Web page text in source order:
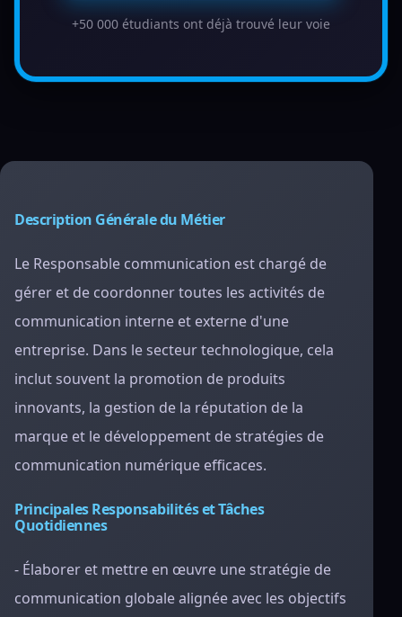
+50 000 étudiants ont déjà trouvé leur voie
Description Générale du Métier
Le Responsable communication est chargé de
gérer et de coordonner toutes les activités de
communication interne et externe d'une
entreprise. Dans le secteur technologique, cela
inclut souvent la promotion de produits
innovants, la gestion de la réputation de la
marque et le développement de stratégies de
communication numérique efficaces.
Principales Responsabilités et Tâches
Quotidiennes
- Élaborer et mettre en œuvre une stratégie de
communication globale alignée avec les objectifs